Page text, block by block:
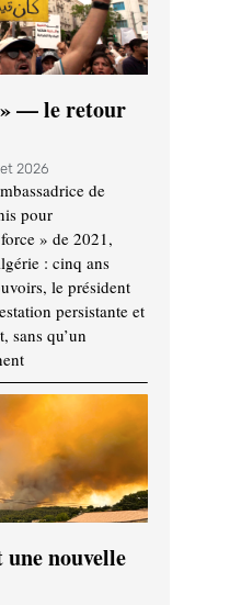
» — le retour
2026
de
pour
» de 2021,
: cinq ans
le président
persistante et
sans qu’un
nouvelle